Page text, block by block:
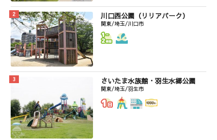
川口西公園（リリアパーク）
関東/埼玉/川口市
さいたま水族館・羽生水郷公園
関東/埼玉/羽生市